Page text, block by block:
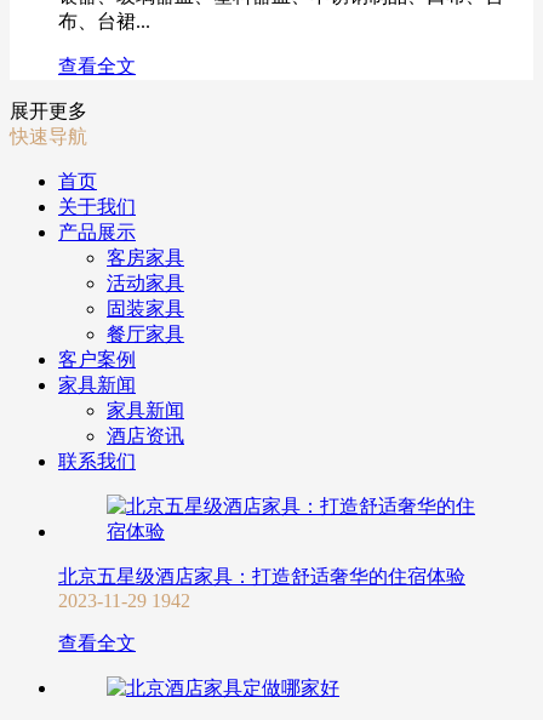
布、台裙...
查看全文
展开更多
快速导航
首页
关于我们
产品展示
客房家具
活动家具
固装家具
餐厅家具
客户案例
家具新闻
家具新闻
酒店资讯
联系我们
北京五星级酒店家具：打造舒适奢华的住宿体验
2023-11-29 1942
查看全文